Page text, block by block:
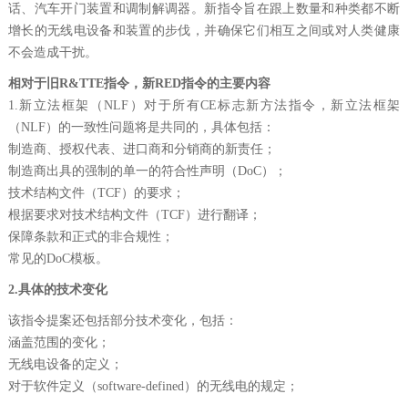
话、汽车开门装置和调制解调器。新指令旨在跟上数量和种类都不断
增长的无线电设备和装置的步伐，并确保它们相互之间或对人类健康
不会造成干扰。
相对于旧R&TTE指令，新RED指令的主要内容
1.新立法框架（NLF）对于所有CE标志新方法指令，新立法框架
（NLF）的一致性问题将是共同的，具体包括：
制造商、授权代表、进口商和分销商的新责任；
制造商出具的强制的单一的符合性声明（DoC）；
技术结构文件（TCF）的要求；
根据要求对技术结构文件（TCF）进行翻译；
保障条款和正式的非合规性；
常见的DoC模板。
2.具体的技术变化
该指令提案还包括部分技术变化，包括：
涵盖范围的变化；
无线电设备的定义；
对于软件定义（software-defined）的无线电的规定；